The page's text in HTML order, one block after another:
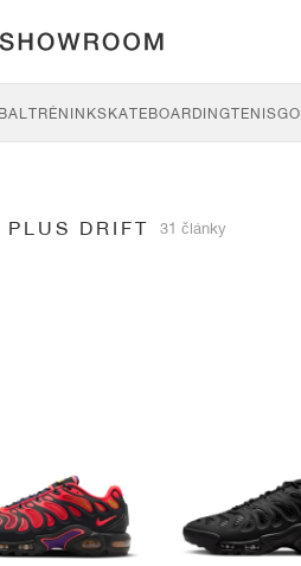
TRÉNINKSKATEBOARDINGTENIS
DRIFT 31 články